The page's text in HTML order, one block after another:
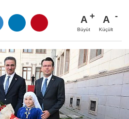
A
Büyüt
A
Küçült